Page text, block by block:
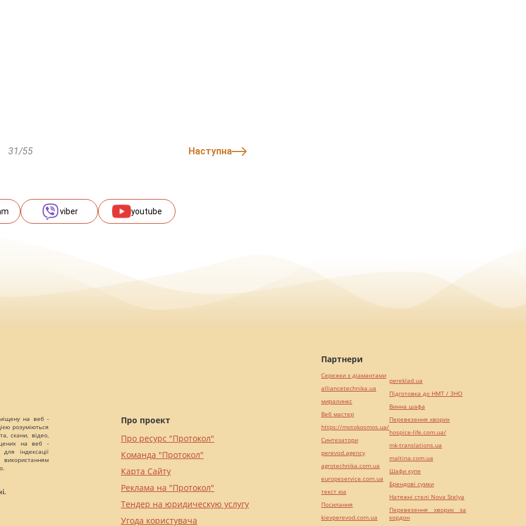
31/55 Наступна
viber youtube
на веб -
розуміються
скани, відео,
на веб -
індексації
Про проект
Про ресурс "Протокол"
Команда "Протокол"
Карта Сайту
Реклама на "Протокол"
Тендер на юридическую услугу
Угода користувача
Партнери
Сережки з діамантами
alliancetechnika.ua
миралинкс
Веб мастер
https://motokosmos.ua/
Синтезатори
perevod.agency
agrotechnika.com.ua
europeservice.com.ua
текст юа
Посилання
kievperevod.com.ua
pereklad.ua
Підготовка до НМТ / ЗНО
Винна шафа
Перевезення хворих
hospice-life.com.ua/
mk-translations.ua
maltina.com.ua
Шафи купе
Брендові сумки
Натяжні стелі Nova Stelya
Перевезення хворих за
кордон